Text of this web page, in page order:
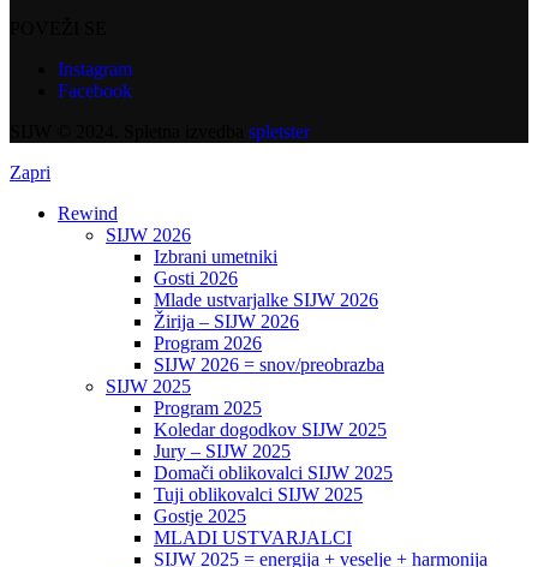
Instagram
Facebook
spletster
Zapri
Rewind
SIJW 2026
Izbrani umetniki
Gosti 2026
Mlade ustvarjalke SIJW 2026
Žirija – SIJW 2026
Program 2026
SIJW 2026 = snov/preobrazba
SIJW 2025
Program 2025
Koledar dogodkov SIJW 2025
Jury – SIJW 2025
Domači oblikovalci SIJW 2025
Tuji oblikovalci SIJW 2025
Gostje 2025
MLADI USTVARJALCI
SIJW 2025 = energija + veselje + harmonija